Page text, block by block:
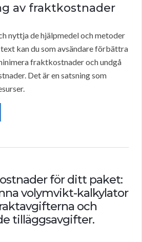
av fraktkostnader
nyttja de hjälpmedel och metoder
kan du som avsändare förbättra
fraktkostnader och undgå
Det är en satsning som
för ditt paket:
volymvikt-kalkylator
och
tilläggsavgifter.